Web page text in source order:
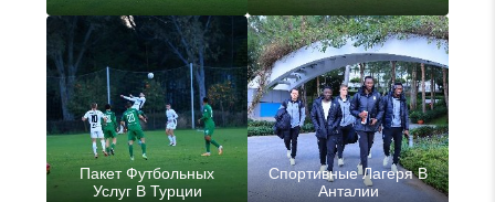
Пакет Футбольных
Услуг В Турции
Спортивные Лагеря В
Анталии